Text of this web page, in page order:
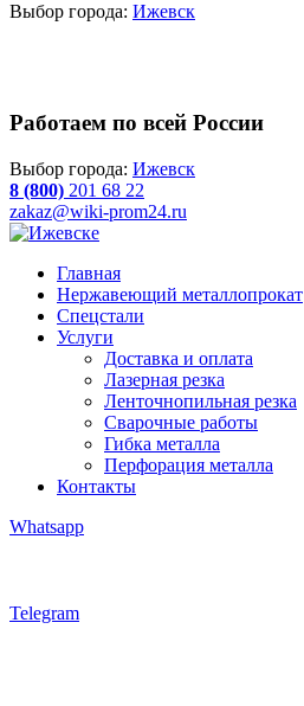
Выбор города: Ижевск
Работаем по всей России
Выбор города: Ижевск
8 (800) 201 68 22
zakaz@wiki-prom24.ru
Главная
Нержавеющий металлопрокат
Спецстали
Услуги
Доставка и оплата
Лазерная резка
Ленточнопильная резка
Сварочные работы
Гибка металла
Перфорация металла
Контакты
Whatsapp
Telegram